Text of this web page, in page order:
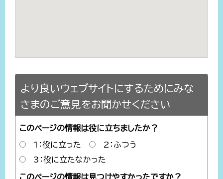
より良いウェブサイトにするためにみな
さまのご意見をお聞かせください
このページの情報は役に立ちましたか？
1：役に立った
2：ふつう
3：役に立たなかった
このページの情報は見つけやすかったですか？